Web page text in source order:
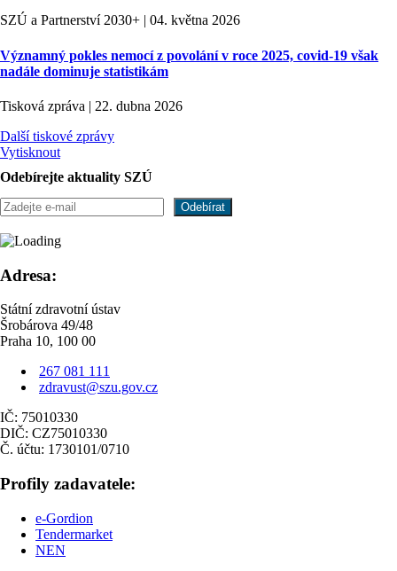
SZÚ a Partnerství 2030+ | 04. května 2026
Významný pokles nemocí z povolání v roce 2025, covid-19 však
nadále dominuje statistikám
Tisková zpráva | 22. dubna 2026
Další tiskové zprávy
Vytisknout
Odebírejte aktuality SZÚ
Adresa:
Státní zdravotní ústav
Šrobárova 49/48
Praha 10, 100 00
267 081 111
zdravust@szu.gov.cz
IČ: 75010330
DIČ: CZ75010330
Č. účtu: 1730101/0710
Profily zadavatele:
e-Gordion
Tendermarket
NEN